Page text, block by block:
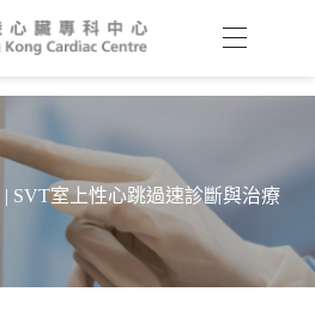
SVT室上性心跳過速診斷與治療